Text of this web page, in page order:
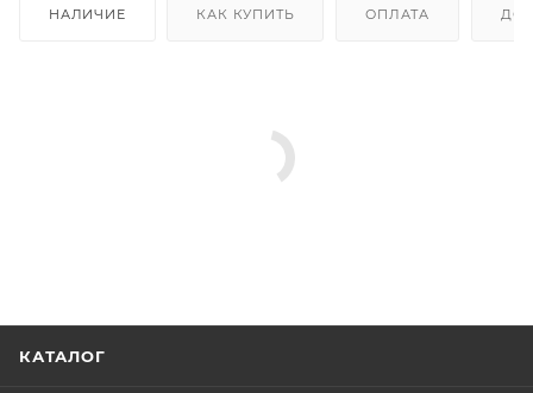
НАЛИЧИЕ КАК КУПИТЬ ОПЛАТА
КАТАЛОГ